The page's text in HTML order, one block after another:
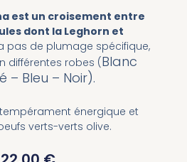
est un croisement entre
dont la Leghorn et
pas de plumage spécifique,
différentes robes (Blanc
– Bleu – Noir).
énergique et
verts-verts olive.